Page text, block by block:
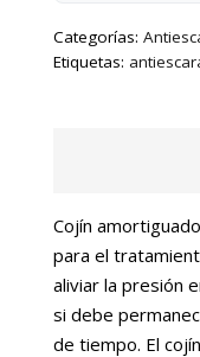
Categorías:
Etiquetas:
Cojín
para el
aliviar la presión
si debe
de tiempo. El